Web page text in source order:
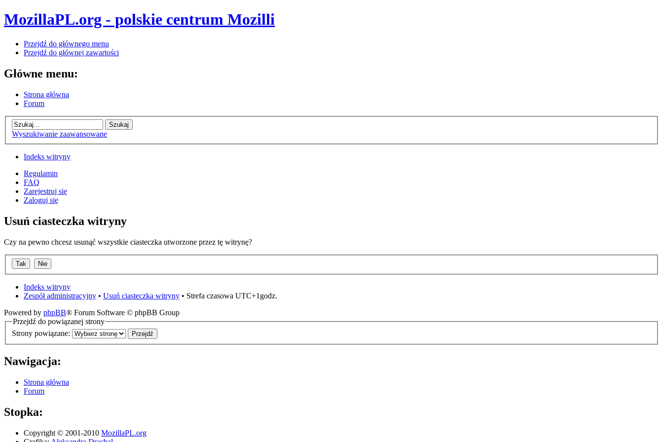
MozillaPL.org - polskie centrum Mozilli
Przejdź do głównego menu
Przejdź do głównej zawartości
Główne menu:
Strona główna
Forum
Wyszukiwanie zaawansowane
Indeks witryny
Regulamin
FAQ
Zarejestruj się
Zaloguj się
Usuń ciasteczka witryny
Czy na pewno chcesz usunąć wszystkie ciasteczka utworzone przez tę witrynę?
Indeks witryny
Zespół administracyjny • Usuń ciasteczka witryny • Strefa czasowa UTC+1godz.
Powered by phpBB® Forum Software © phpBB Group
Przejdź do powiązanej strony
Strony powiązane:
Nawigacja:
Strona główna
Forum
Stopka:
Copyright © 2001-2010 MozillaPL.org